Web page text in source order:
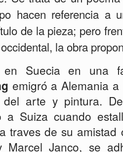
hacen referencia a
de la pieza; pero
la obra
en Suecia en una
emigró a Alemania a
del arte y pintura.
a Suiza cuando
traves de su
Marcel Janco, se